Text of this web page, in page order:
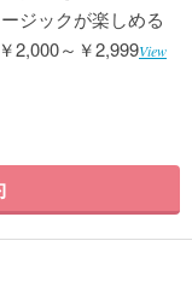
ジックが楽しめる
2,000～￥2,999View